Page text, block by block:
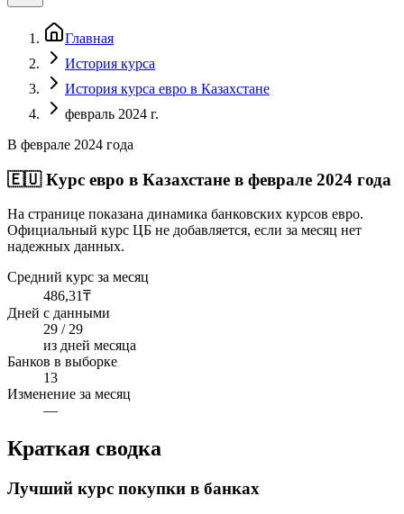
Главная
История курса
История курса евро в Казахстане
февраль 2024 г.
В феврале 2024 года
🇪🇺 Курс евро в Казахстане в феврале 2024 года
На странице показана динамика банковских курсов евро.
Официальный курс ЦБ не добавляется, если за месяц нет
надежных данных.
Средний курс за месяц
486,31₸
Дней с данными
29 / 29
из дней месяца
Банков в выборке
13
Изменение за месяц
—
Краткая сводка
Лучший курс покупки в банках